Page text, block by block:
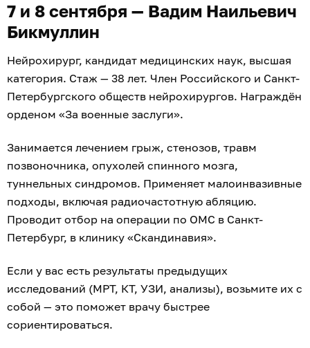
7 и 8 сентября — Вадим Наильевич
Бикмуллин
Нейрохирург, кандидат медицинских наук, высшая
категория. Стаж — 38 лет. Член Российского и Санкт-
Петербургского обществ нейрохирургов. Награждён
орденом «За военные заслуги».
Занимается лечением грыж, стенозов, травм
позвоночника, опухолей спинного мозга,
туннельных синдромов. Применяет малоинвазивные
подходы, включая радиочастотную абляцию.
Проводит отбор на операции по ОМС в Санкт-
Петербург, в клинику «Скандинавия».
Если у вас есть результаты предыдущих
исследований (МРТ, КТ, УЗИ, анализы), возьмите их с
собой — это поможет врачу быстрее
сориентироваться.